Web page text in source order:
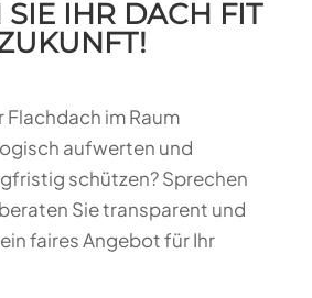
IHR DACH FIT
Flachdach im Raum
aufwerten und
schützen? Sprechen
Sie transparent und
faires Angebot für Ihr